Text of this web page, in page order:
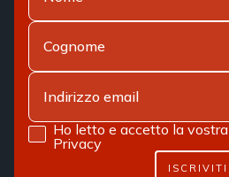
Ho letto e accetto la vostra
Privacy
ISCRIVITI